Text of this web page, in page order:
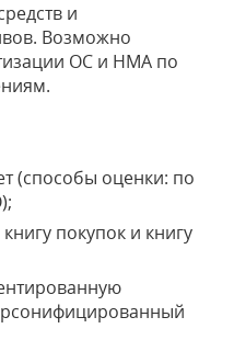
и
Возможно
ОС и НМА по
(способы оценки: по
покупок и книгу